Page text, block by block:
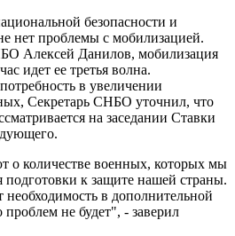
безопасности и
нет проблемы с мобилизацией.
Алексей Данилов, мобилизация
идет ее третья волна.
в увеличении
Секретарь СНБО уточнил, что
на заседании Ставки
о количестве военных, которых мы
к защите нашей страны.
необходимость в дополнительной
не будет", - заверил